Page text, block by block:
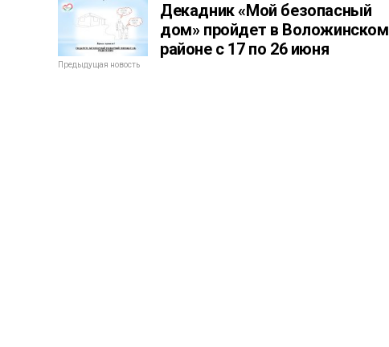
Декадник «Мой безопасный
дом» пройдет в Воложинском
районе с 17 по 26 июня
Предыдущая новость